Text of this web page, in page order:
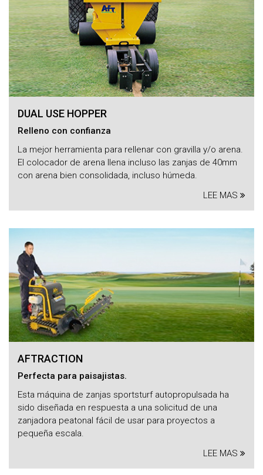
DUAL USE HOPPER
Relleno con confianza
La mejor herramienta para rellenar con gravilla y/o arena.
El colocador de arena llena incluso las zanjas de 40mm
con arena bien consolidada, incluso húmeda.
LEE MAS
AFTRACTION
Perfecta para paisajistas.
Esta máquina de zanjas sportsturf autopropulsada ha
sido diseñada en respuesta a una solicitud de una
zanjadora peatonal fácil de usar para proyectos a
pequeña escala.
LEE MAS